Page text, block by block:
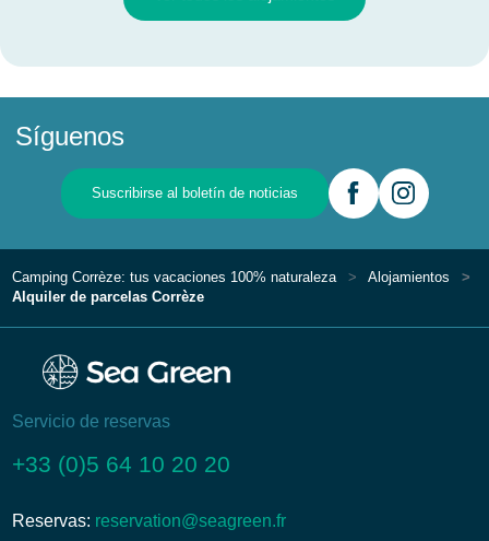
Síguenos
Suscribirse al boletín de noticias
Camping Corrèze: tus vacaciones 100% naturaleza
Alojamientos
Alquiler de parcelas Corrèze
Servicio de reservas
+33 (0)5 64 10 20 20
Reservas: reservation@seagreen.fr